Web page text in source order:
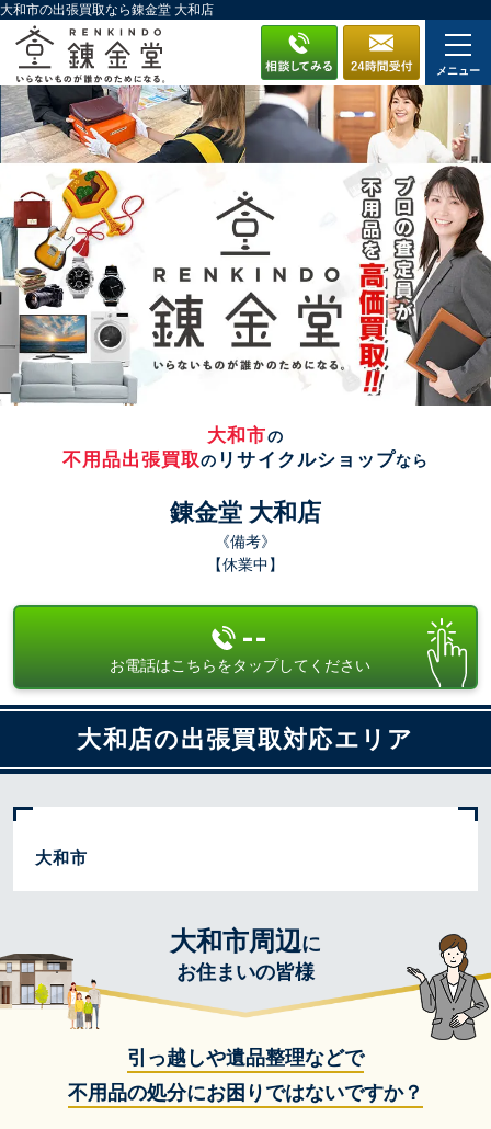
大和市の出張買取なら錬金堂 大和店
メニュー
大和市の
不用品出張買取の リサイクルショップなら
錬金堂 大和店
《備考》
【休業中】
--
お電話はこちらをタップしてください
大和店の出張買取対応エリア
大和市
大和市周辺に
お住まいの皆様
引っ越しや遺品整理などで
不用品の処分にお困りではないですか？